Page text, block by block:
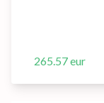
265.57 eur